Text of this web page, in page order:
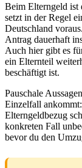
Beim Elterngeld ist
setzt in der Regel
Deutschland
Antrag dauerhaft
Auch hier gibt es
ein Elternteil
beschäftigt ist.
Pauschale
Einzelfall
Elterngeldbezug
konkreten Fall
bevor du den